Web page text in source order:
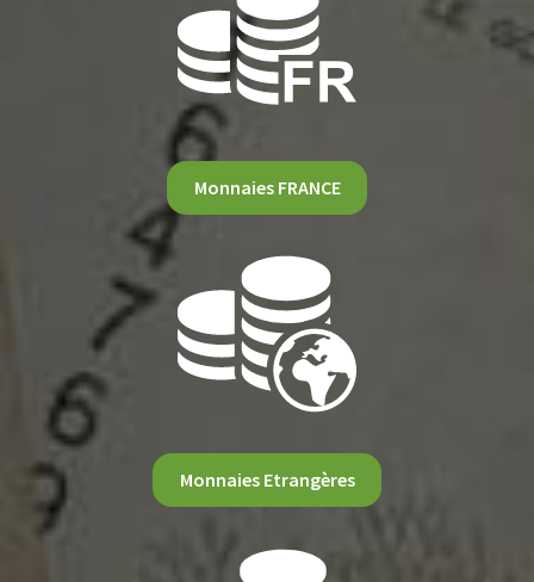
Monnaies FRANCE
Monnaies Etrangères